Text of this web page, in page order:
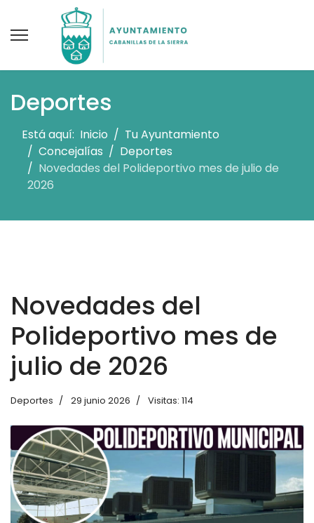
Deportes
Está aquí: Inicio
Tu Ayuntamiento
Concejalías
Deportes
Novedades del Polideportivo mes de julio de
2026
Novedades del
Polideportivo mes de
julio de 2026
Deportes 29 junio 2026 Visitas: 114